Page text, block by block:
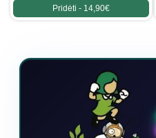
Pridėti - 14,90€